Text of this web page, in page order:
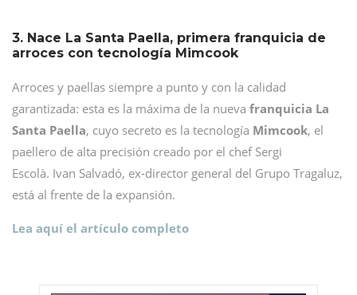
3. Nace La Santa Paella, primera franquicia de
arroces con tecnología Mimcook
Arroces y paellas siempre a punto y con la calidad
garantizada: esta es la máxima de la nueva franquicia La
Santa Paella, cuyo secreto es la tecnología Mimcook, el
paellero de alta precisión creado por el chef Sergi
Escolà. Ivan Salvadó, ex-director general del Grupo Tragaluz,
está al frente de la expansión.
Lea aquí el artículo completo